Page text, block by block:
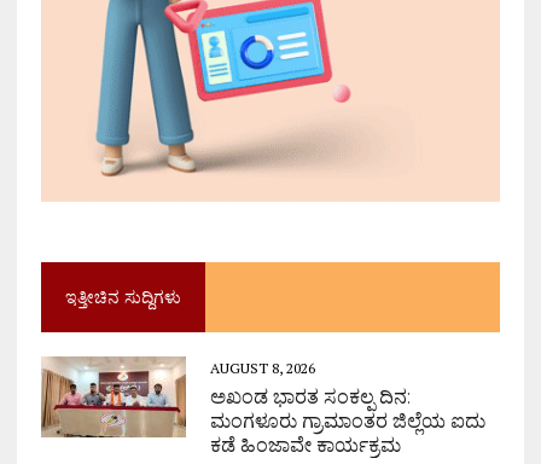
ಇತ್ತೀಚಿನ ಸುದ್ದಿಗಳು
AUGUST 8, 2026
ಅಖಂಡ ಭಾರತ ಸಂಕಲ್ಪ ದಿನ:
ಮಂಗಳೂರು ಗ್ರಾಮಾಂತರ ಜಿಲ್ಲೆಯ ಐದು
ಕಡೆ ಹಿಂಜಾವೇ ಕಾರ್ಯಕ್ರಮ